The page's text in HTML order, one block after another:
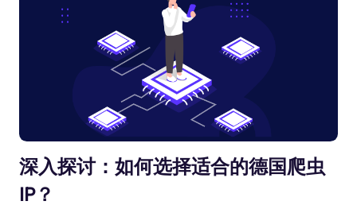
深入探讨：如何选择适合的德国爬虫
IP？